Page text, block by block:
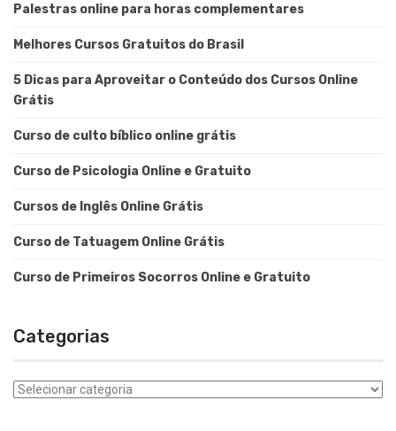
Palestras online para horas complementares
Melhores Cursos Gratuitos do Brasil
5 Dicas para Aproveitar o Conteúdo dos Cursos Online
Grátis
Curso de culto bíblico online grátis
Curso de Psicologia Online e Gratuito
Cursos de Inglês Online Grátis
Curso de Tatuagem Online Grátis
Curso de Primeiros Socorros Online e Gratuito
Categorias
Categorias